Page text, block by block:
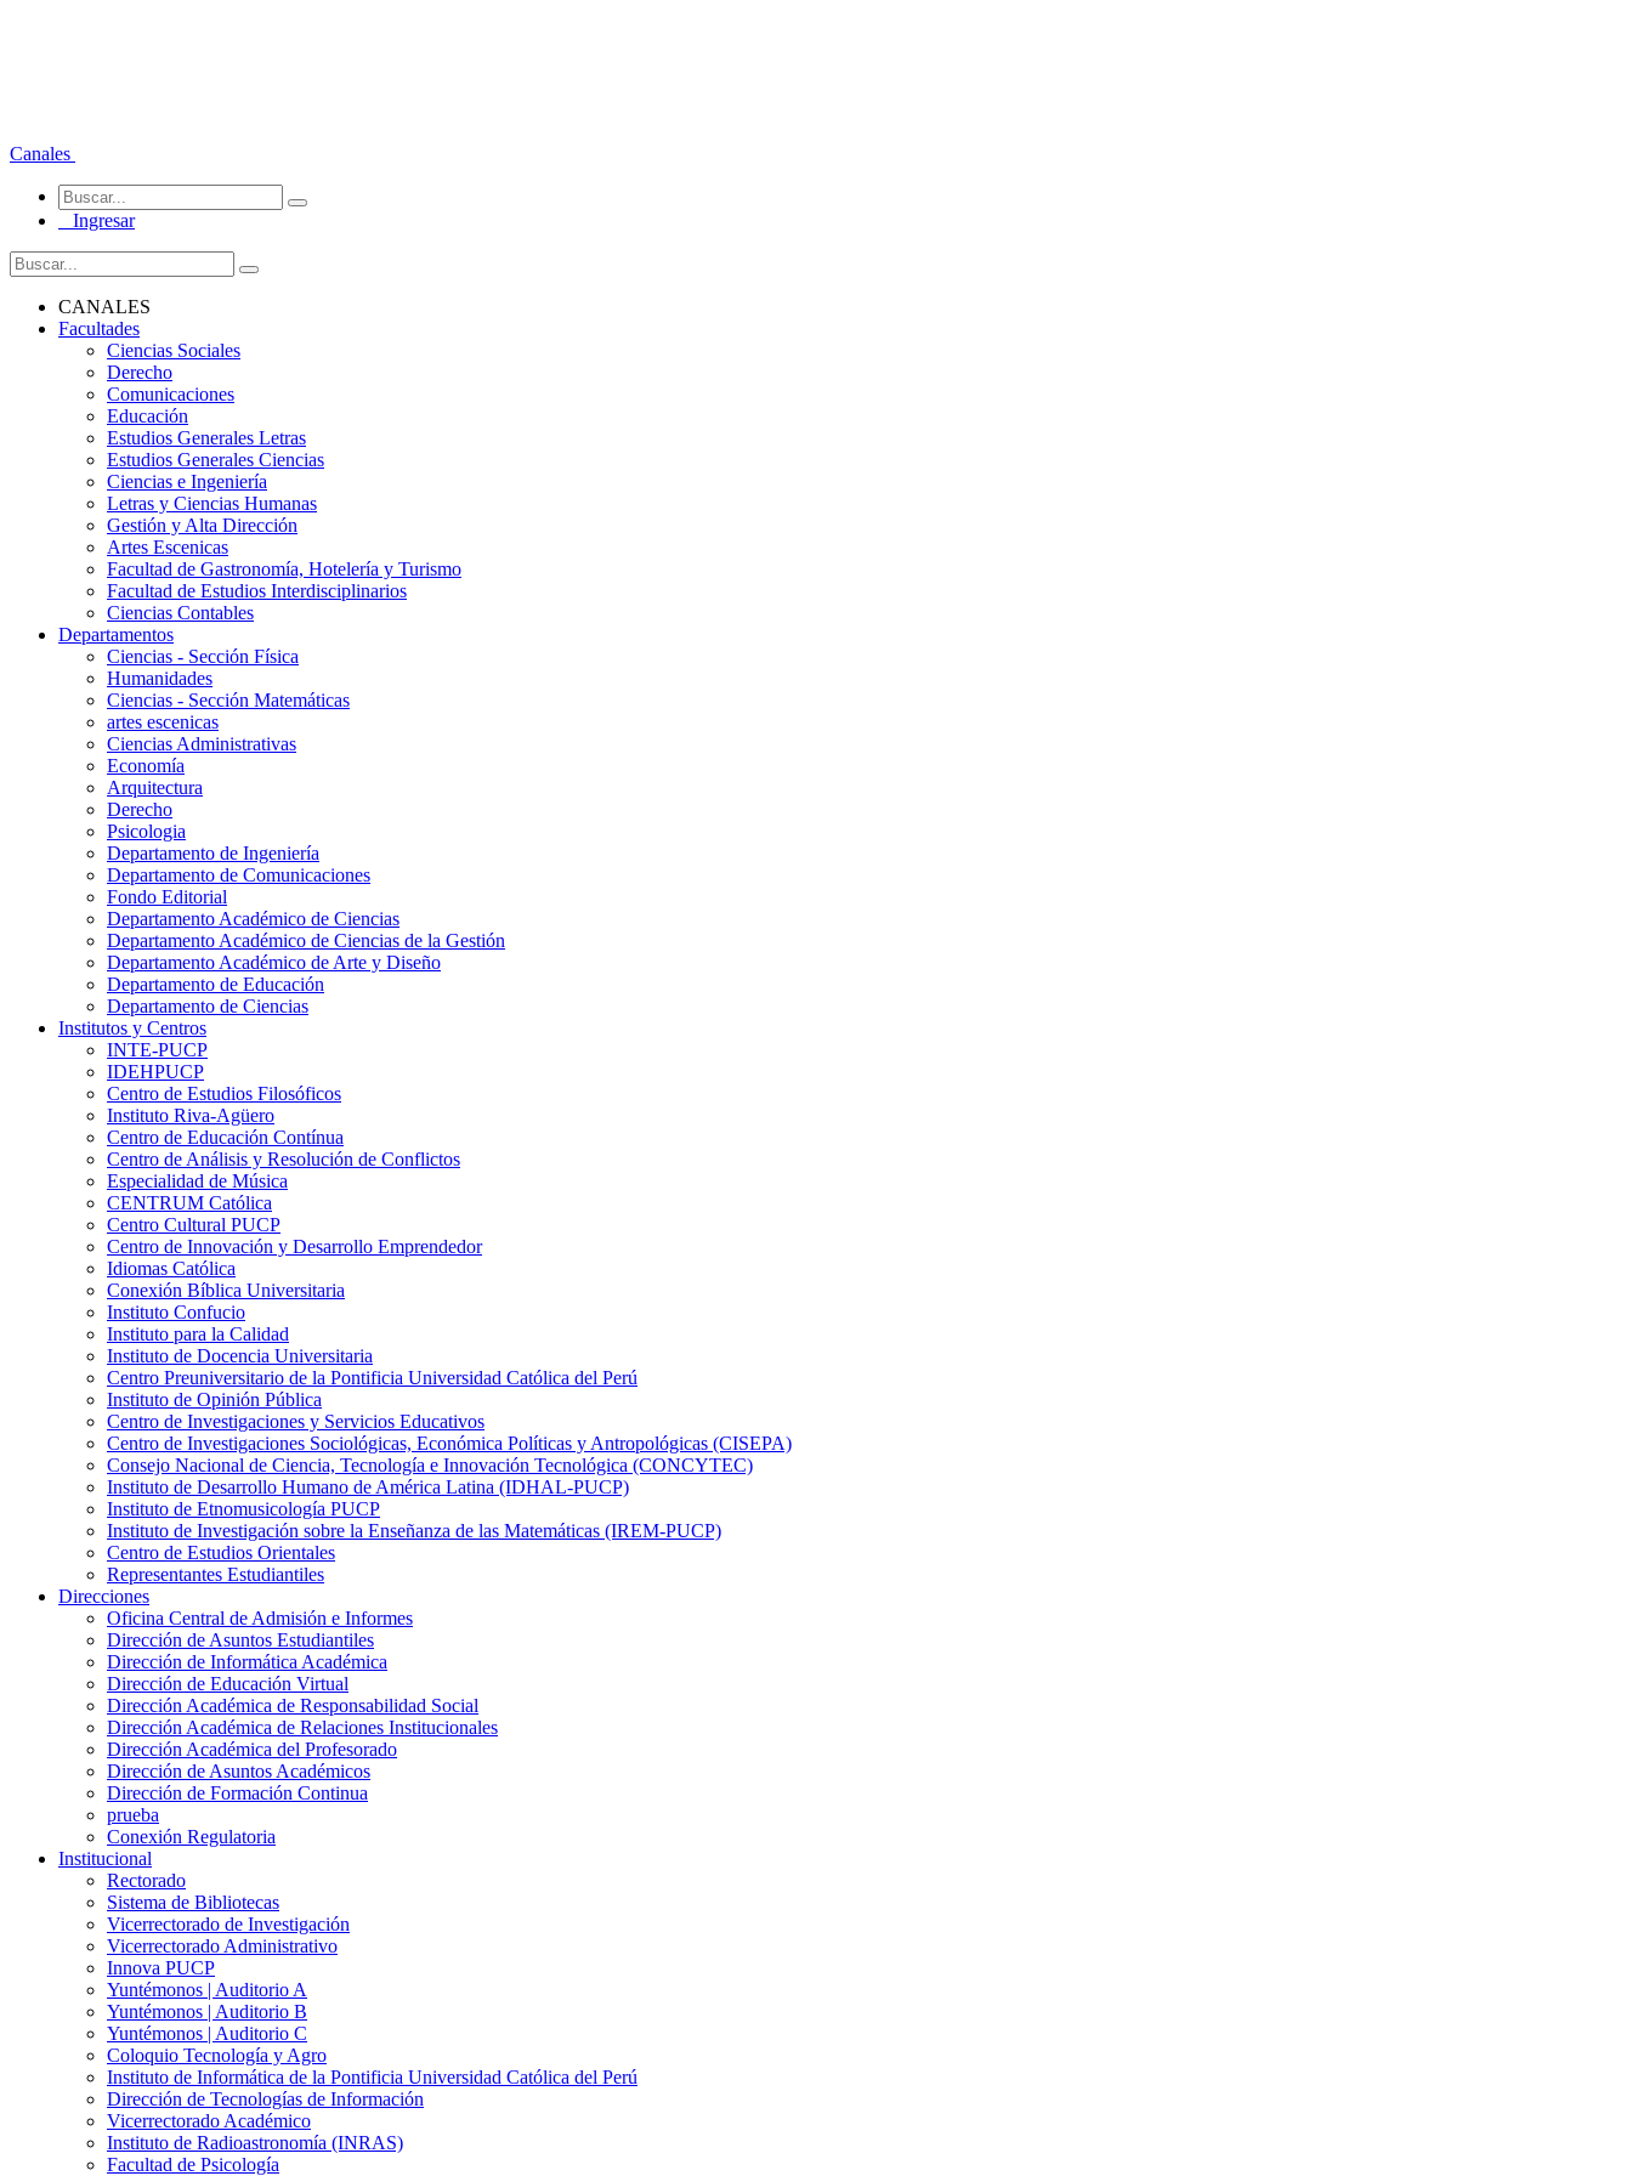
Canales
Ingresar
CANALES
Facultades
Ciencias Sociales
Derecho
Comunicaciones
Educación
Estudios Generales Letras
Estudios Generales Ciencias
Ciencias e Ingeniería
Letras y Ciencias Humanas
Gestión y Alta Dirección
Artes Escenicas
Facultad de Gastronomía, Hotelería y Turismo
Facultad de Estudios Interdisciplinarios
Ciencias Contables
Departamentos
Ciencias - Sección Física
Humanidades
Ciencias - Sección Matemáticas
artes escenicas
Ciencias Administrativas
Economía
Arquitectura
Derecho
Psicologia
Departamento de Ingeniería
Departamento de Comunicaciones
Fondo Editorial
Departamento Académico de Ciencias
Departamento Académico de Ciencias de la Gestión
Departamento Académico de Arte y Diseño
Departamento de Educación
Departamento de Ciencias
Institutos y Centros
INTE-PUCP
IDEHPUCP
Centro de Estudios Filosóficos
Instituto Riva-Agüero
Centro de Educación Contínua
Centro de Análisis y Resolución de Conflictos
Especialidad de Música
CENTRUM Católica
Centro Cultural PUCP
Centro de Innovación y Desarrollo Emprendedor
Idiomas Católica
Conexión Bíblica Universitaria
Instituto Confucio
Instituto para la Calidad
Instituto de Docencia Universitaria
Centro Preuniversitario de la Pontificia Universidad Católica del Perú
Instituto de Opinión Pública
Centro de Investigaciones y Servicios Educativos
Centro de Investigaciones Sociológicas, Económica Políticas y Antropológicas (CISEPA)
Consejo Nacional de Ciencia, Tecnología e Innovación Tecnológica (CONCYTEC)
Instituto de Desarrollo Humano de América Latina (IDHAL-PUCP)
Instituto de Etnomusicología PUCP
Instituto de Investigación sobre la Enseñanza de las Matemáticas (IREM-PUCP)
Centro de Estudios Orientales
Representantes Estudiantiles
Direcciones
Oficina Central de Admisión e Informes
Dirección de Asuntos Estudiantiles
Dirección de Informática Académica
Dirección de Educación Virtual
Dirección Académica de Responsabilidad Social
Dirección Académica de Relaciones Institucionales
Dirección Académica del Profesorado
Dirección de Asuntos Académicos
Dirección de Formación Continua
prueba
Conexión Regulatoria
Institucional
Rectorado
Sistema de Bibliotecas
Vicerrectorado de Investigación
Vicerrectorado Administrativo
Innova PUCP
Yuntémonos | Auditorio A
Yuntémonos | Auditorio B
Yuntémonos | Auditorio C
Coloquio Tecnología y Agro
Instituto de Informática de la Pontificia Universidad Católica del Perú
Dirección de Tecnologías de Información
Vicerrectorado Académico
Instituto de Radioastronomía (INRAS)
Facultad de Psicología